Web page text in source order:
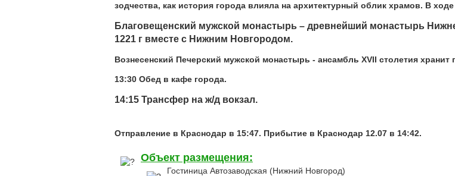
зодчества, как история города влияла на архитектурный облик храмов. В
Благовещенский мужской монастырь – древнейший монастырь
1221 г вместе с Нижним Новгородом.
Вознесенский Печерский мужской монастырь - ансамбль XVII столетия
13:30 Обед в кафе города.
14:15 Трансфер на ж/д вокзал.
Отправление в Краснодар в 15:47. Прибытие в Краснодар 12.07 в 14:42.
Объект размещения:
Гостиница Автозаводская (Нижний Новгород)